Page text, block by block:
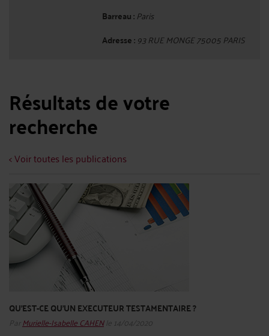
Barreau : Paris
Adresse : 93 RUE MONGE 75005 PARIS
Résultats de votre
recherche
< Voir toutes les publications
QU’EST-CE QU’UN EXECUTEUR TESTAMENTAIRE ?
Par Murielle-Isabelle CAHENle 14/04/2020